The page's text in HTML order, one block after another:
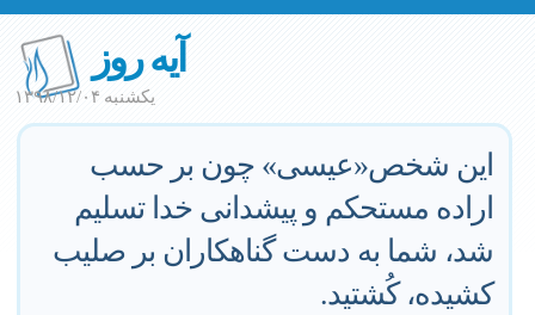
آیه روز
یکشنبه ۱۳۹۸/۱۲/۰۴
این شخص«عیسی» چون بر حسب
اراده مستحکم و پیشدانی خدا تسلیم
شد، شما به دست گناهکاران بر صلیب
کشیده، کُشتید.